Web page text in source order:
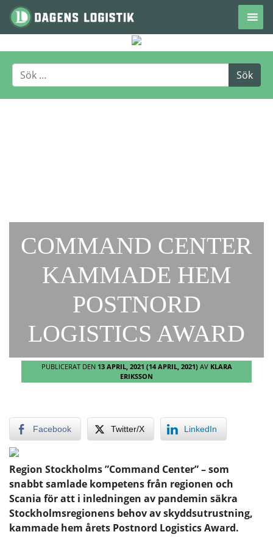
Hoppa till innehåll
COMMAND CENTER
KAMMADE HEM
POSTNORD
LOGISTICS AWARD
PUBLICERAT DEN 13 APRIL, 2021 (14 APRIL, 2021) AV KLARA
ERIKSSON
Facebook Twitter/X LinkedIn
Region Stockholms ”Command Center” – som
snabbt samlade kompetens från regionen och
Scania för att i inledningen av pandemin säkra
Stockholmsregionens behov av skyddsutrustning,
kammade hem årets Postnord Logistics Award.